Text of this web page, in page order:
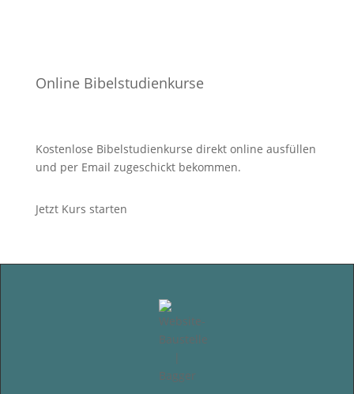
Online Bibelstudienkurse
Kostenlose Bibelstudienkurse direkt online ausfüllen
und per Email zugeschickt bekommen.
Jetzt Kurs starten